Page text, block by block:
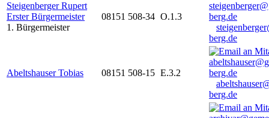
Steigenberger Rupert
Erster Bürgermeister
1. Bürgermeister
08151 508-34 O.1.3
berg.de
Abeltshauser Tobias 08151 508-15 E.3.2
berg.de